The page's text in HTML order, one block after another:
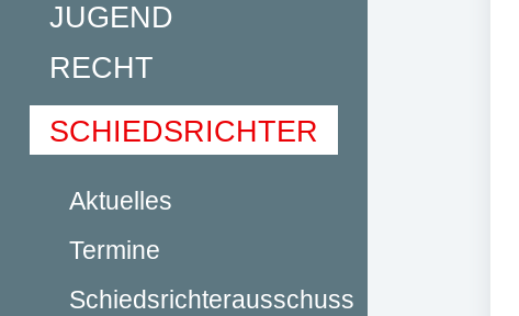
JUGEND
RECHT
SCHIEDSRICHTER
Aktuelles
Termine
Schiedsrichterausschuss